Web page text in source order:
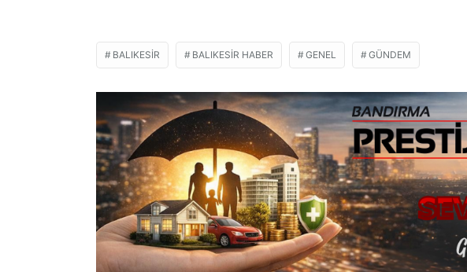
BALIKESIR BALIKESIR HABER GENEL GÜNDEM